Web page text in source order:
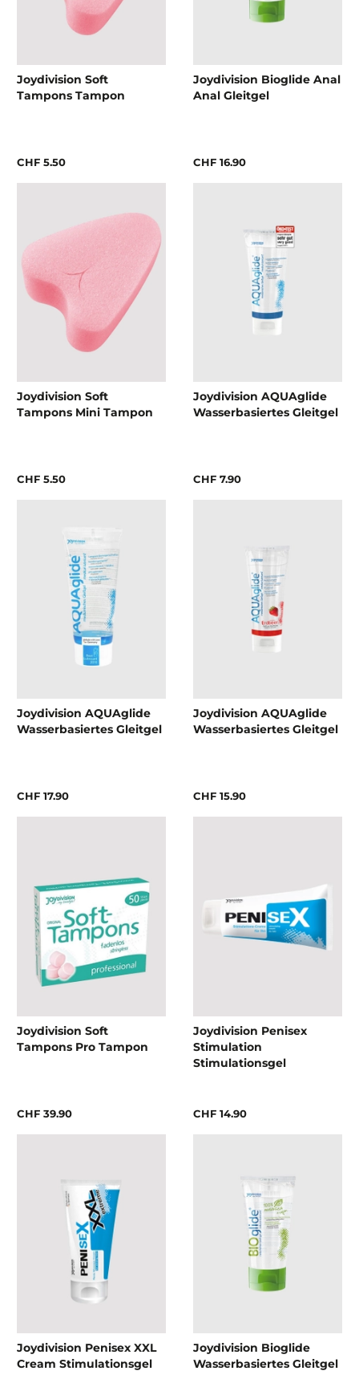
Joydivision Soft
Tampons Tampon
CHF 5.50
Joydivision Bioglide Anal
Anal Gleitgel
CHF 16.90
Joydivision Soft
Tampons Mini Tampon
CHF 5.50
Joydivision AQUAglide
Wasserbasiertes Gleitgel
CHF 7.90
Joydivision AQUAglide
Wasserbasiertes Gleitgel
CHF 17.90
Joydivision AQUAglide
Wasserbasiertes Gleitgel
CHF 15.90
Joydivision Soft
Tampons Pro Tampon
CHF 39.90
Joydivision Penisex
Stimulation
Stimulationsgel
CHF 14.90
Joydivision Penisex XXL
Cream Stimulationsgel
Joydivision Bioglide
Wasserbasiertes Gleitgel